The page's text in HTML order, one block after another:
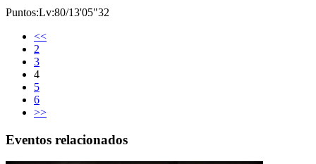
Puntos:Lv:80/13'05"32
<<
2
3
4
5
6
>>
Eventos relacionados